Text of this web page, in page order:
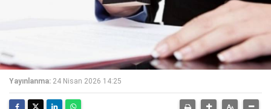
Yayınlanma: 24 Nisan 2026 14:25